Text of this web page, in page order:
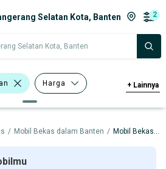
Selatan Kota, Banten 2
Selatan Kota, Banten
Harga
Tahun
+ Lainnya
/ Mobil Bekas dalam Banten / Mobil Bekas dalam Tangerang Selatan Kota